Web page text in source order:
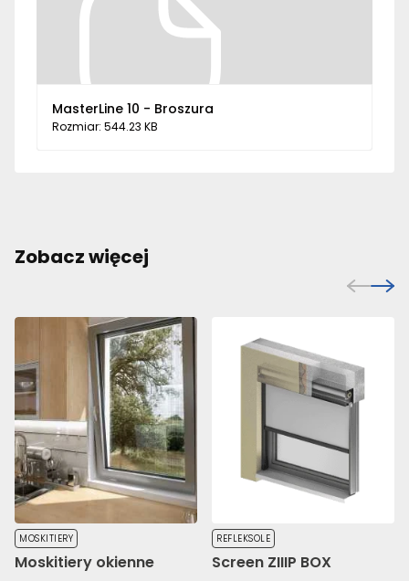
MasterLine 10 - Broszura
Rozmiar: 544.23 KB
Zobacz więcej
MOSKITIERY
Moskitiery okienne
REFLEKSOLE
Screen ZIIIP BOX